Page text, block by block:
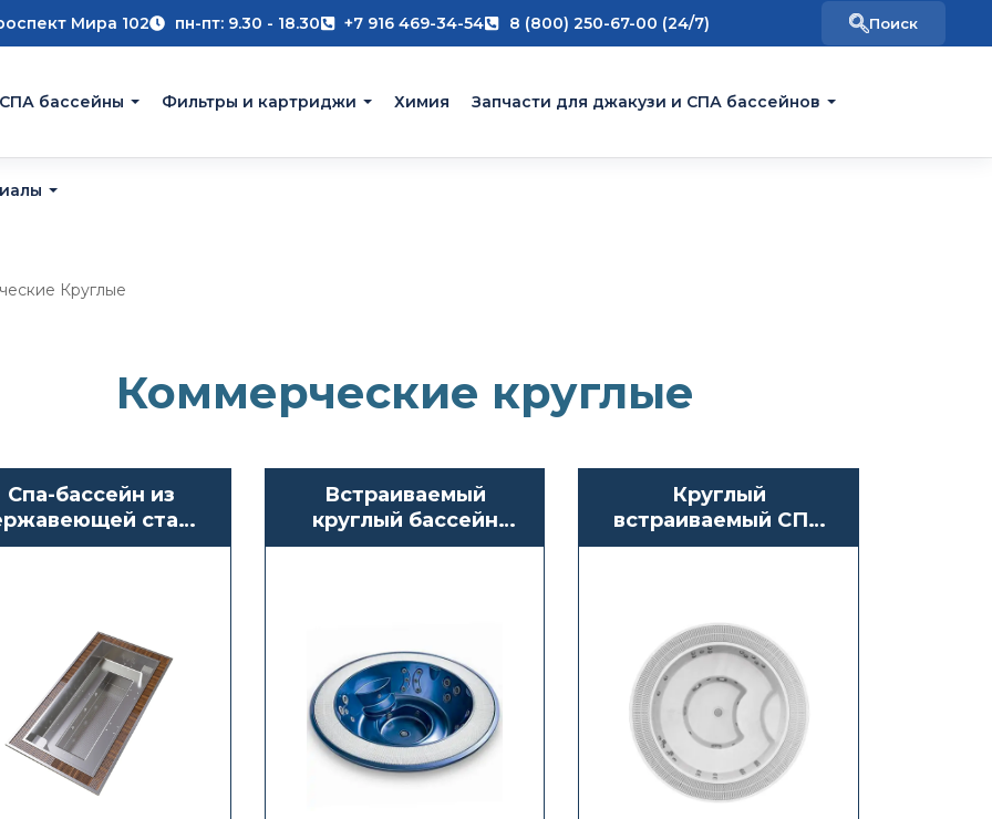
Мира 102 пн-пт: 9.30 - 18.30 +7 916 469-34-54 8 (800) 250-67-00 (24/7)
бассейны Фильтры и картриджи Химия Запчасти для джакузи и СПА бассейнов
Круглые
Коммерческие круглые
Спа-бассейн из
стали
InnoVibe
Встраиваемый
круглый бассейн
Jacuzzi Alimia
Круглый
встраиваемый СПА
бассейн с переливом